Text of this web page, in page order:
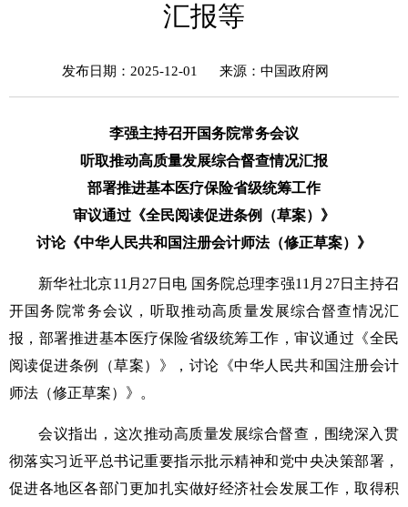
汇报等
发布日期：2025-12-01 来源：中国政府网
李强主持召开国务院常务会议
听取推动高质量发展综合督查情况汇报
部署推进基本医疗保险省级统筹工作
审议通过《全民阅读促进条例（草案）》
讨论《中华人民共和国注册会计师法（修正草案）》
新华社北京11月27日电 国务院总理李强11月27日主持召
开国务院常务会议，听取推动高质量发展综合督查情况汇
报，部署推进基本医疗保险省级统筹工作，审议通过《全民
阅读促进条例（草案）》，讨论《中华人民共和国注册会计
师法（修正草案）》。
会议指出，这次推动高质量发展综合督查，围绕深入贯
彻落实习近平总书记重要指示批示精神和党中央决策部署，
促进各地区各部门更加扎实做好经济社会发展工作，取得积